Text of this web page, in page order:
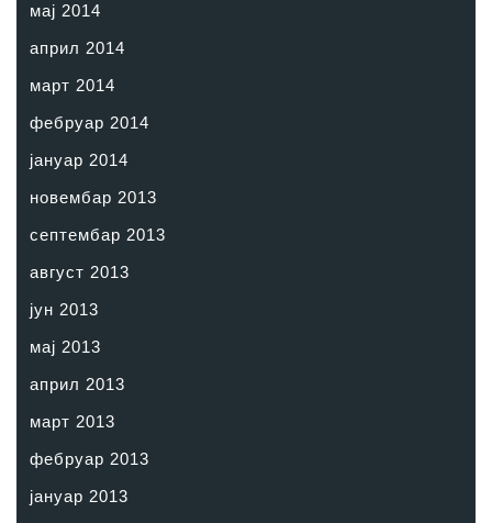
мај 2014
април 2014
март 2014
фебруар 2014
јануар 2014
новембар 2013
септембар 2013
август 2013
јун 2013
мај 2013
април 2013
март 2013
фебруар 2013
јануар 2013